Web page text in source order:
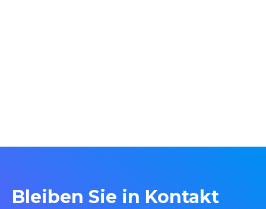
Bleiben Sie in Kontakt